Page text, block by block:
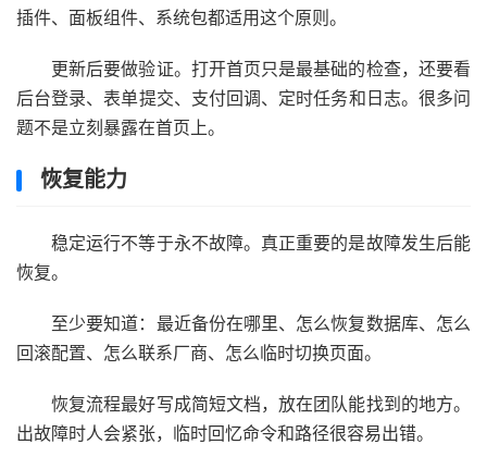
插件、面板组件、系统包都适用这个原则。
更新后要做验证。打开首页只是最基础的检查，还要看
后台登录、表单提交、支付回调、定时任务和日志。很多问
题不是立刻暴露在首页上。
恢复能力
稳定运行不等于永不故障。真正重要的是故障发生后能
恢复。
至少要知道：最近备份在哪里、怎么恢复数据库、怎么
回滚配置、怎么联系厂商、怎么临时切换页面。
恢复流程最好写成简短文档，放在团队能找到的地方。
出故障时人会紧张，临时回忆命令和路径很容易出错。